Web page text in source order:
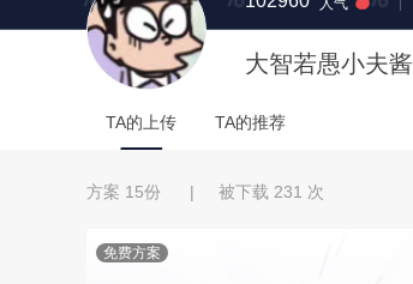
人气
大智若愚小夫酱
TA的上传 TA的推荐
方案 15份 | 被下载 231 次
免费方案